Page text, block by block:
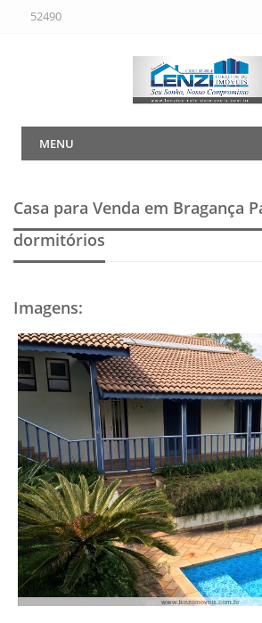
52490
MENU
Casa para Venda em Bragança
dormitórios
Imagens: